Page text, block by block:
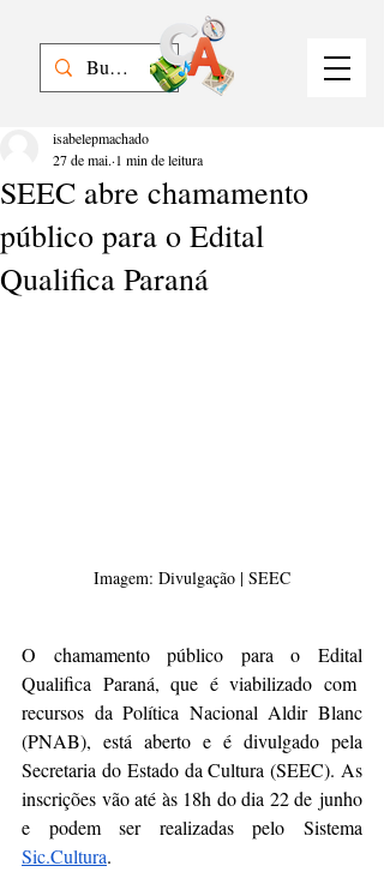
SEEC abre chamamento
público para o Edital
Qualifica Paraná
isabelepmachado
27 de mai. 1 min de leitura
Imagem: Divulgação | SEEC
O chamamento público para o Edital
Qualifica Paraná, que é viabilizado com
recursos da Política Nacional Aldir Blanc
(PNAB), está aberto e é divulgado pela
Secretaria do Estado da Cultura (SEEC). As
inscrições vão até às 18h do dia 22 de junho
Sic.Cultura.